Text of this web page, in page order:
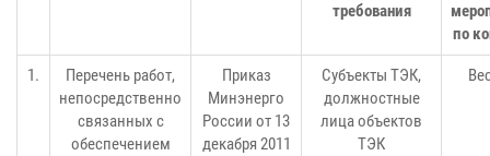
требования
по
1.
Перечень работ,
непосредственно
связанных с
обеспечением
Приказ
Минэнерго
России от 13
декабря 2011
Субъекты ТЭК,
должностные
лица объектов
ТЭК